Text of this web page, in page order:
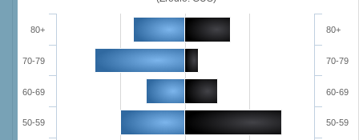
50-59
60-69
70-79
80+
50-59
60-69
70-79
80+